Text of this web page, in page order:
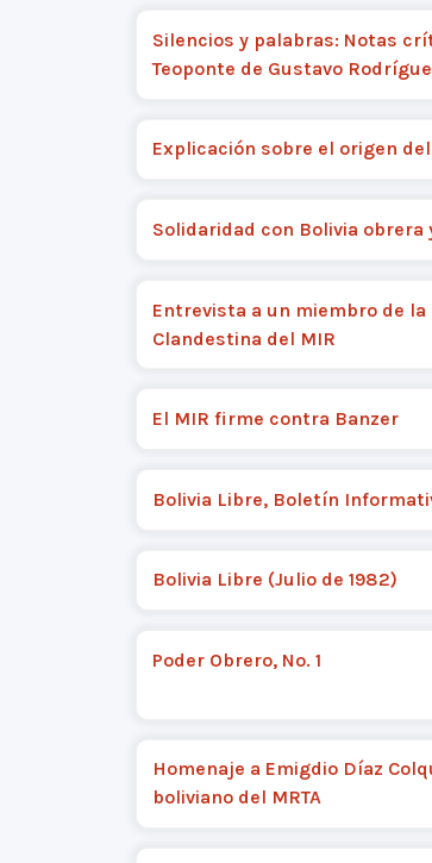
Silencios y palabras: Notas
Teoponte de Gustavo
Explicación sobre el origen del
Solidaridad con Bolivia obrera
Entrevista a un miembro de la
Clandestina del MIR
El MIR firme contra Banzer
Bolivia Libre, Boletín
Bolivia Libre (Julio de 1982)
Poder Obrero, No. 1
Homenaje a Emigdio Díaz
boliviano del MRTA